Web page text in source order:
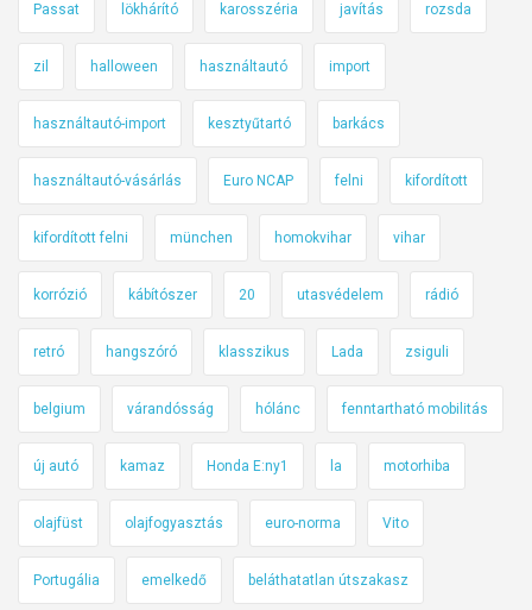
Passat lökhárító karosszéria javítás rozsda
zil halloween használtautó import
használtautó-import kesztyűtartó barkács
használtautó-vásárlás Euro NCAP felni kifordított
kifordított felni münchen homokvihar vihar
korrózió kábítószer 20 utasvédelem rádió
retró hangszóró klasszikus Lada zsiguli
belgium várandósság hólánc fenntartható mobilitás
új autó kamaz Honda E:ny1 la motorhiba
olajfüst olajfogyasztás euro-norma Vito
Portugália emelkedő beláthatatlan útszakasz